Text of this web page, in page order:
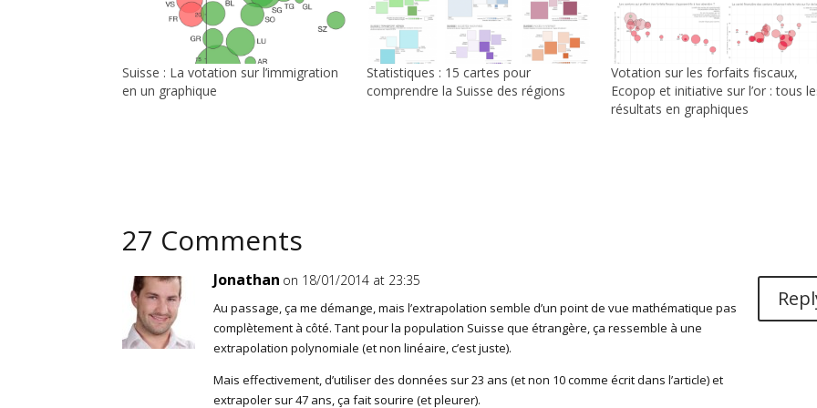
Suisse : La votation sur l’immigration
en un graphique
Statistiques : 15 cartes pour
comprendre la Suisse des régions
Votation sur les forfaits fiscaux,
Ecopop et initiative sur l’or : tous
résultats en graphiques
27 Comments
Jonathan on 18/01/2014 at 23:35
Au passage, ça me démange, mais l’extrapolation semble d’un point de vue mathématique pas
complètement à côté. Tant pour la population Suisse que étrangère, ça ressemble à une
extrapolation polynomiale (et non linéaire, c’est juste).
Mais effectivement, d’utiliser des données sur 23 ans (et non 10 comme écrit dans l’article) et
extrapoler sur 47 ans, ça fait sourire (et pleurer).